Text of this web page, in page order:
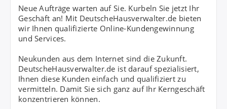
Neue Aufträge warten auf Sie. Kurbeln Sie jetzt Ihr
Geschäft an! Mit DeutscheHausverwalter.de bieten
wir Ihnen qualifizierte Online-Kundengewinnung
und Services.
Neukunden aus dem Internet sind die Zukunft.
DeutscheHausverwalter.de ist darauf spezialisiert,
Ihnen diese Kunden einfach und qualifiziert zu
vermitteln. Damit Sie sich ganz auf Ihr Kerngeschäft
konzentrieren können.